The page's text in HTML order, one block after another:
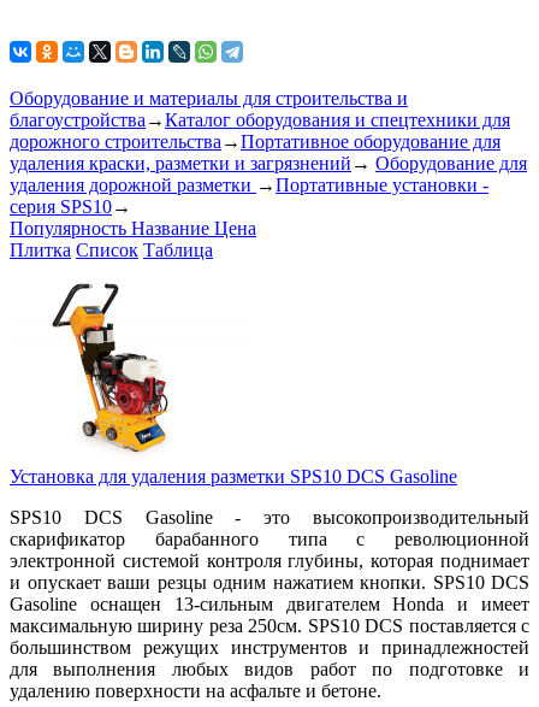
Оборудование и материалы для строительства и
благоустройства→Каталог оборудования и спецтехники для
дорожного строительства→Портативное оборудование для
удаления краски, разметки и загрязнений → Оборудование для
удаления дорожной разметки →Портативные установки -
серия SPS10→
Популярность Название Цена
Плитка Список Таблица
Установка для удаления разметки SPS10 DCS Gasoline
SPS10 DCS Gasoline - это высокопроизводительный
скарификатор барабанного типа с революционной
электронной системой контроля глубины, которая поднимает
и опускает ваши резцы одним нажатием кнопки. SPS10 DCS
Gasoline оснащен 13-сильным двигателем Honda и имеет
максимальную ширину реза 250см. SPS10 DCS поставляется с
большинством режущих инструментов и принадлежностей
для выполнения любых видов работ по подготовке и
удалению поверхности на асфальте и бетоне.